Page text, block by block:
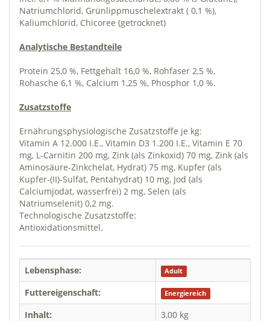
Natriumchlorid, Grünlippmuschelextrakt ( 0,1 %),
Kaliumchlorid, Chicoree (getrocknet)
Analytische Bestandteile
Protein 25,0 %, Fettgehalt 16,0 %, Rohfaser 2,5 %,
Rohasche 6,1 %, Calcium 1,25 %, Phosphor 1,0 %.
Zusatzstoffe
Ernährungsphysiologische Zusatzstoffe je kg:
Vitamin A 12.000 I.E., Vitamin D3 1.200 I.E., Vitamin E 70
mg, L-Carnitin 200 mg, Zink (als Zinkoxid) 70 mg, Zink (als
Aminosäure-Zinkchelat, Hydrat) 75 mg, Kupfer (als
Kupfer-(II)-Sulfat, Pentahydrat) 10 mg, Jod (als
Calciumjodat, wasserfrei) 2 mg, Selen (als
Natriumselenit) 0,2 mg.
Technologische Zusatzstoffe:
Antioxidationsmittel.
Lebensphase: Adult
Futtereigenschaft: Energiereich
Inhalt: 3,00 kg